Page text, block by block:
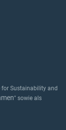
for Sustainability and
" sowie als